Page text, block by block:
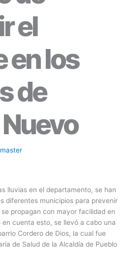
el
en los
de
lluvias en el departamento, se han
diferentes municipios para prevenir
propagan con mayor facilidad en
cuenta esto, se llevó a cabo una
Cordero de Dios, la cual fue
de Salud de la Alcaldía de Pueblo